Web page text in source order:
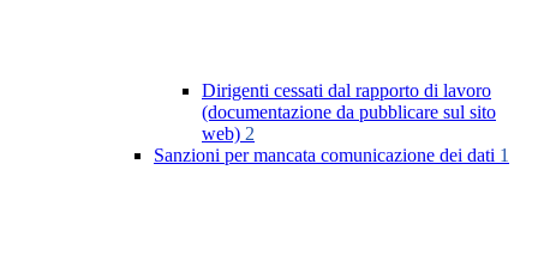
Dirigenti cessati dal rapporto di lavoro
(documentazione da pubblicare sul sito
web) 2
Sanzioni per mancata comunicazione dei dati 1